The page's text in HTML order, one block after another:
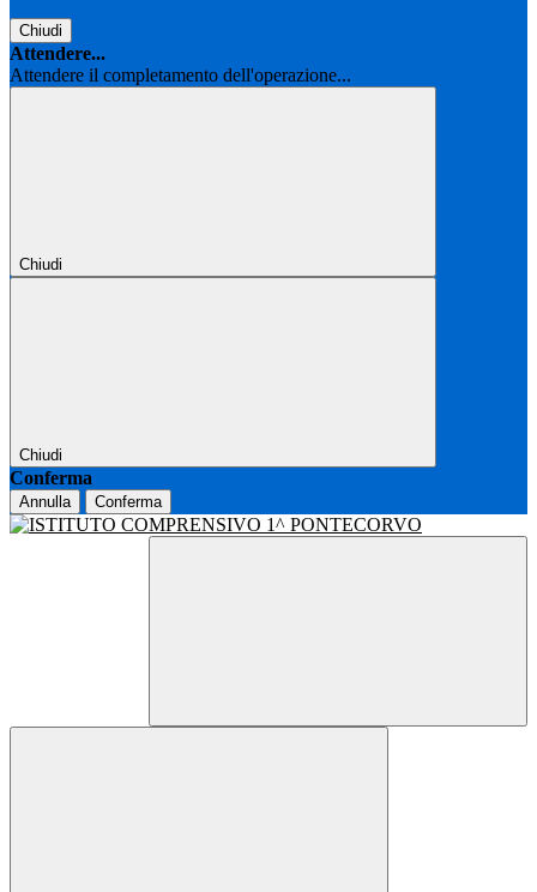
Chiudi
Attendere...
Attendere il completamento dell'operazione...
Chiudi
Chiudi
Conferma
Annulla Conferma